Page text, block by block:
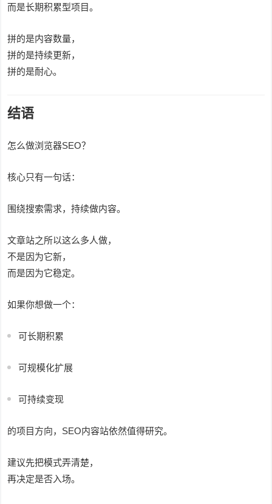
而是长期积累型项目。
拼的是内容数量，
拼的是持续更新，
拼的是耐心。
结语
怎么做浏览器SEO？
核心只有一句话：
围绕搜索需求，持续做内容。
文章站之所以这么多人做，
不是因为它新，
而是因为它稳定。
如果你想做一个：
可长期积累
可规模化扩展
可持续变现
的项目方向，SEO内容站依然值得研究。
建议先把模式弄清楚，
再决定是否入场。